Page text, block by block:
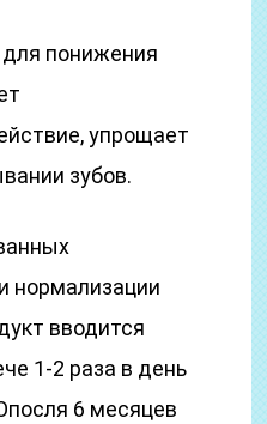
понижения
упрощает
зубов.
нормализации
вводится
1-2 раза в день
6 месяцев